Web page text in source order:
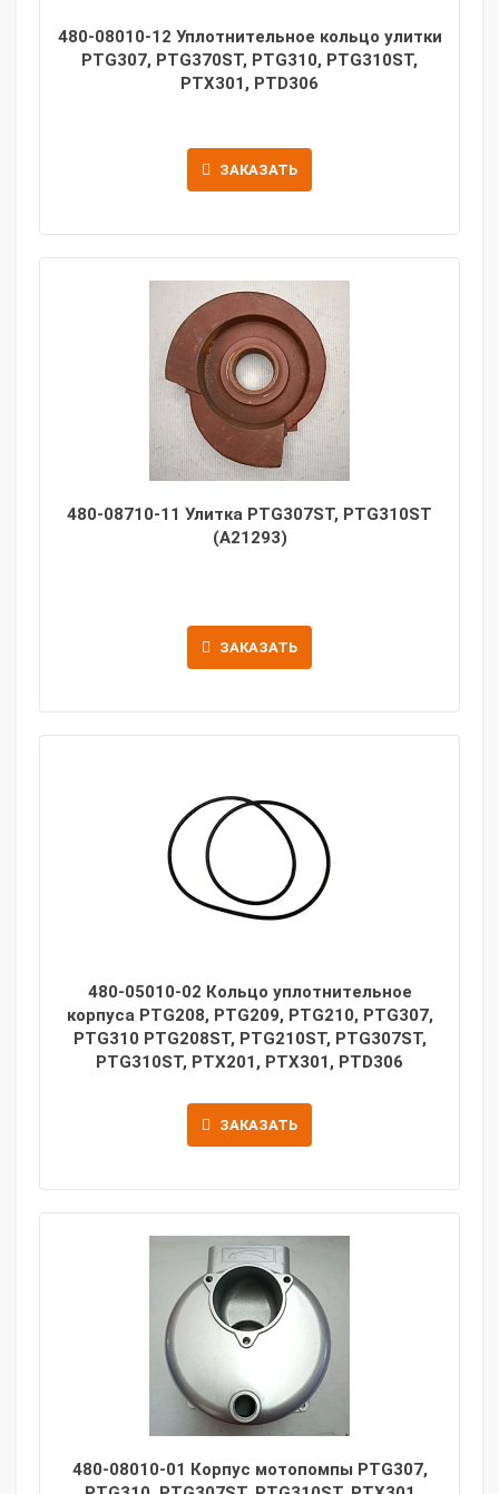
480-08010-12 Уплотнительное кольцо улитки
PTG307, PTG370ST, PTG310, PTG310ST,
PTX301, PTD306
ЗАКАЗАТЬ
480-08710-11 Улитка PTG307ST, PTG310ST
(A21293)
ЗАКАЗАТЬ
480-05010-02 Кольцо уплотнительное
корпуса PTG208, PTG209, PTG210, PTG307,
PTG310 PTG208ST, PTG210ST, PTG307ST,
PTG310ST, PTX201, PTX301, PTD306
ЗАКАЗАТЬ
480-08010-01 Корпус мотопомпы PTG307,